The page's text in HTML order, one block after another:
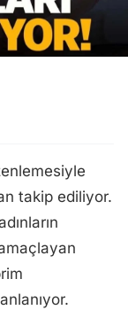
İçin Yeni
takip ediliyor.